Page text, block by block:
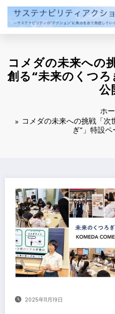
ン
コメダの未来への
創る“未来のくつ
公
ホ
コメダの未来への挑戦「次
ぎ”」特設
2025年11月19日